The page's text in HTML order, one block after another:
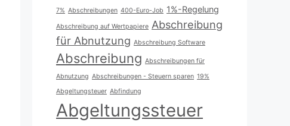
7% Abschreibungen 400-Euro-Job 1%-Regelung
Abschreibung auf Wertpapiere Abschreibung
für Abnutzung Abschreibung Software
Abschreibung Abschreibungen für
Abnutzung Abschreibungen - Steuern sparen 19%
Abgeltungsteuer Abfindung
Abgeltungssteuer